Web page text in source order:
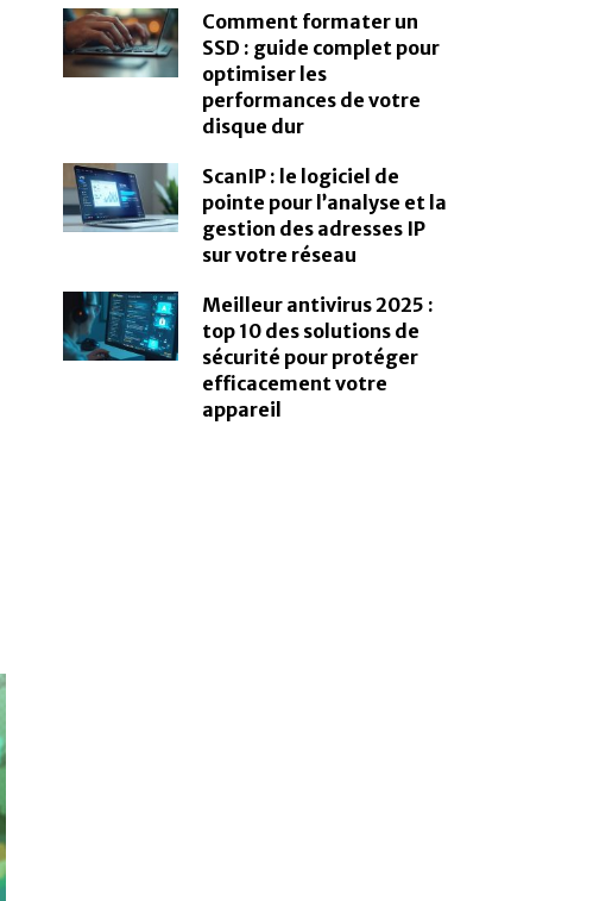
Comment formater un
SSD : guide complet pour
optimiser les
performances de votre
disque dur
ScanIP : le logiciel de
pointe pour l’analyse et la
gestion des adresses IP
sur votre réseau
Meilleur antivirus 2025 :
top 10 des solutions de
sécurité pour protéger
efficacement votre
appareil